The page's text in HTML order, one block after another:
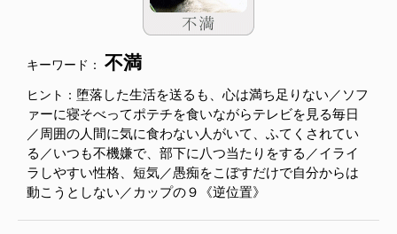
キーワード： 不満
ヒント： 堕落した生活を送るも、心は満ち足りない／ソフ
ァーに寝そべってポテチを食いながらテレビを見る毎日
／周囲の人間に気に食わない人がいて、ふてくされてい
る／いつも不機嫌で、部下に八つ当たりをする／イライ
ラしやすい性格、短気／愚痴をこぼすだけで自分からは
動こうとしない／カップの９《逆位置》